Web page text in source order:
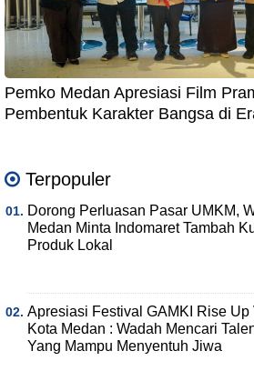
Pemko Medan Apresiasi Film
Pembentuk Karakter Bangsa di
Terpopuler
Dorong Perluasan Pasar UMKM,
Medan Minta Indomaret Tambah
Produk Lokal
Apresiasi Festival GAMKI Rise Up
Kota Medan : Wadah Mencari
Yang Mampu Menyentuh Jiwa